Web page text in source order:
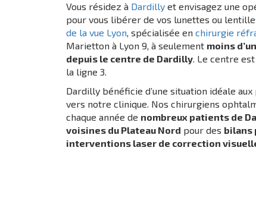
Vous résidez à Dardillyet envisagez une
pour vous libérer de vos lunettes ou
de la vue Lyon, spécialisée en chirurgie
Marietton à Lyon 9, à seulement moins
depuis le centre de Dardilly. Le centre
la ligne 3.
Dardilly bénéficie d’une situation idéale
vers notre clinique. Nos chirurgiens
chaque année de nombreux patients de
voisines du Plateau Nord pour des bilans
interventions laser de correction